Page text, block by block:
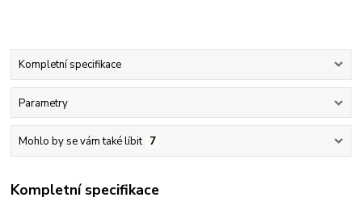
Kompletní specifikace
Parametry
Mohlo by se vám také líbit 7
Kompletní specifikace